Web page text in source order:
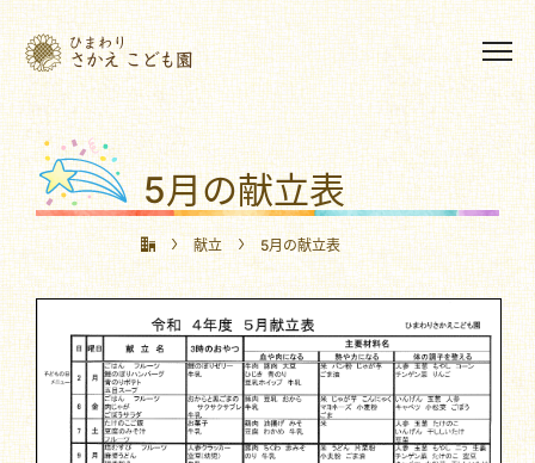
5月の献立表
献立 5月の献立表